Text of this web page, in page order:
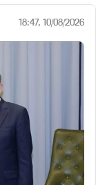
18:47, 10/08/2026